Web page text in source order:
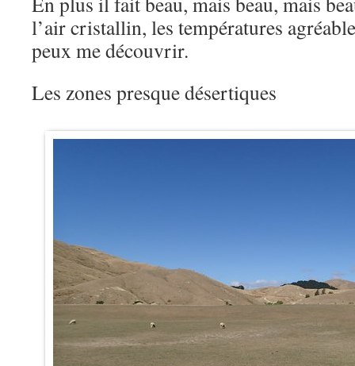
l’air cristallin, les températures
peux me découvrir.
Les zones presque désertiques